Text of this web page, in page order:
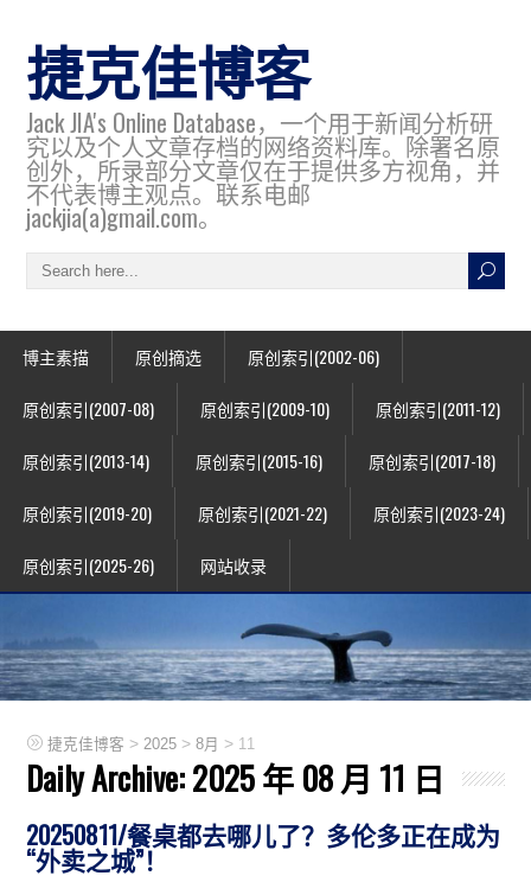
捷克佳博客
Jack JIA's Online Database，一个用于新闻分析研
究以及个人文章存档的网络资料库。除署名原
创外，所录部分文章仅在于提供多方视角，并
不代表博主观点。联系电邮
jackjia(a)gmail.com。
博主素描 原创摘选 原创索引(2002-06)
原创索引(2007-08) 原创索引(2009-10) 原创索引(2011-12)
原创索引(2013-14) 原创索引(2015-16) 原创索引(2017-18)
原创索引(2019-20) 原创索引(2021-22) 原创索引(2023-24)
原创索引(2025-26) 网站收录
捷克佳博客 > 2025 >8月 > 11
Daily Archive:2025 年 08 月 11 日
20250811/餐桌都去哪儿了？多伦多正在成为
“外卖之城”！